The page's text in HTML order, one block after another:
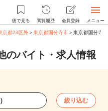
後で見る 閲覧履歴 会員登録 メニュー
京都23区外＞東京都国分寺市＞東京都国分寺
のバイト・求人情報
絞り込む